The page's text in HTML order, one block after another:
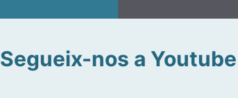
Segueix-nos a Youtube